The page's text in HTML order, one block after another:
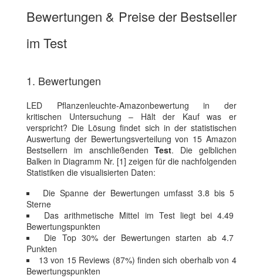
Bewertungen & Preise der Bestseller
im Test
1. Bewertungen
LED Pflanzenleuchte-Amazonbewertung in der
kritischen Untersuchung – Hält der Kauf was er
verspricht? Die Lösung findet sich in der statistischen
Auswertung der Bewertungsverteilung von 15 Amazon
Bestsellern im anschließendenTest. Die gelblichen
Balken in Diagramm Nr. [1] zeigen für die nachfolgenden
Statistiken die visualisierten Daten:
Die Spanne der Bewertungen umfasst 3.8 bis 5
Sterne
Das arithmetische Mittel im Test liegt bei 4.49
Bewertungspunkten
Die Top 30% der Bewertungen starten ab 4.7
Punkten
13 von 15 Reviews (87%) finden sich oberhalb von 4
Bewertungspunkten